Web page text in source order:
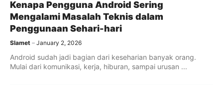
Kenapa Pengguna Android Sering
Mengalami Masalah Teknis dalam
Penggunaan Sehari-hari
Slamet January 2, 2026
Android sudah jadi bagian dari keseharian banyak orang.
Mulai dari komunikasi, kerja, hiburan, sampai urusan ...